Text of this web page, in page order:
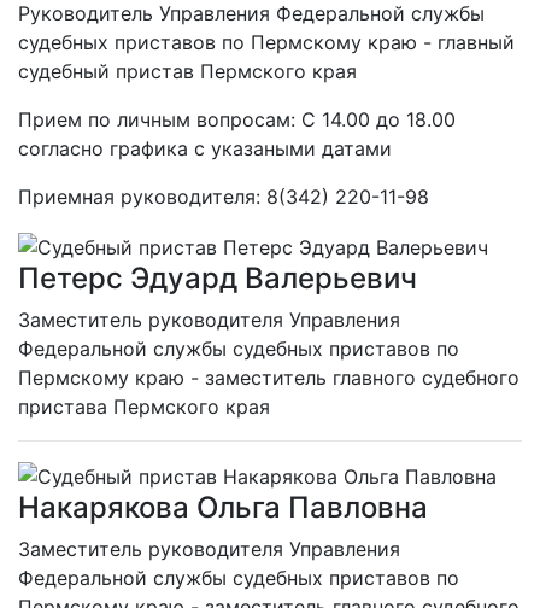
Руководитель Управления Федеральной службы
судебных приставов по Пермскому краю - главный
судебный пристав Пермского края
Прием по личным вопросам: С 14.00 до 18.00
согласно графика с указаными датами
Приемная руководителя: 8(342) 220-11-98
Петерс Эдуард Валерьевич
Заместитель руководителя Управления
Федеральной службы судебных приставов по
Пермскому краю - заместитель главного судебного
пристава Пермского края
Накарякова Ольга Павловна
Заместитель руководителя Управления
Федеральной службы судебных приставов по